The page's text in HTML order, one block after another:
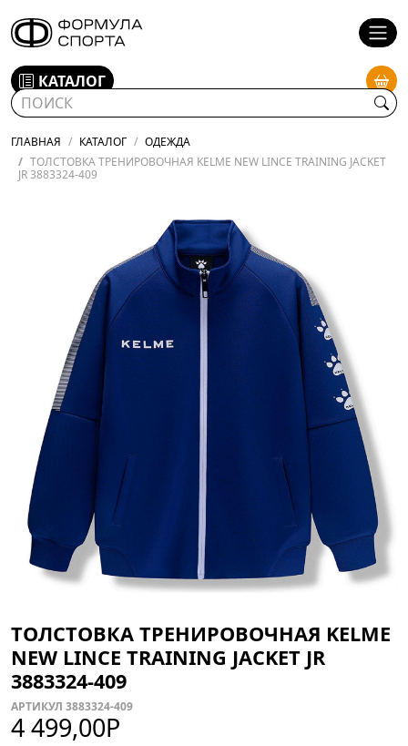
КАТАЛОГ
ГЛАВНАЯ КАТАЛОГ
ОДЕЖДА
ТОЛСТОВКА ТРЕНИРОВОЧНАЯ KELME NEW LINCE TRAINING JACKET
JR 3883324-409
ТОЛСТОВКА ТРЕНИРОВОЧНАЯ KELME
NEW LINCE TRAINING JACKET JR
3883324-409
АРТИКУЛ 3883324-409
4 499,00Р